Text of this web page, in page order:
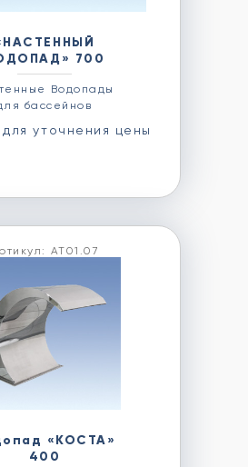
700
Водопады
бассейнов
уточнения цены
АТ01.07
«КОСТА»
400